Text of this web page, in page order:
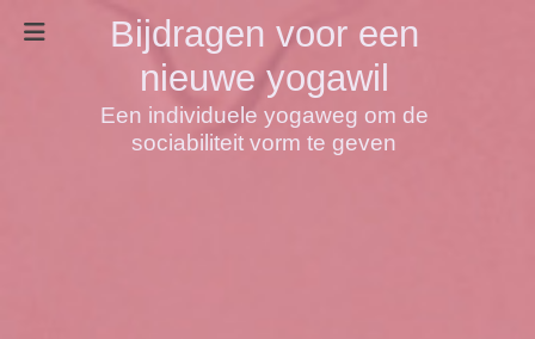
Bijdragen voor een
nieuwe yogawil
Een individuele yogaweg om de
sociabiliteit vorm te geven